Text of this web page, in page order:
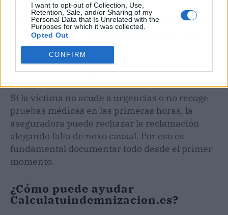
I want to opt-out of Collection, Use,
Retention, Sale, and/or Sharing of my
Personal Data that Is Unrelated with the
Purposes for which it was collected.
Opted Out
CONFIRM
lesiones cervicales, lumbares o psicológicas no
se manifiesten inmediatamente. Lo mismo
ocurre con daños materiales como gafas rotas,
cascos o dispositivos electrónicos.
Consecuencias legales:
Si la víctima no acude a urgencias o no recoge
pruebas médicas en las primeras horas, la
aseguradora puede rechazar la reclamación
alegando falta de nexo causal. Por eso es
fundamental documentar todo desde el primer
momento.
¿Cómo puede ayudar
Calculatuindemnizacion.es?